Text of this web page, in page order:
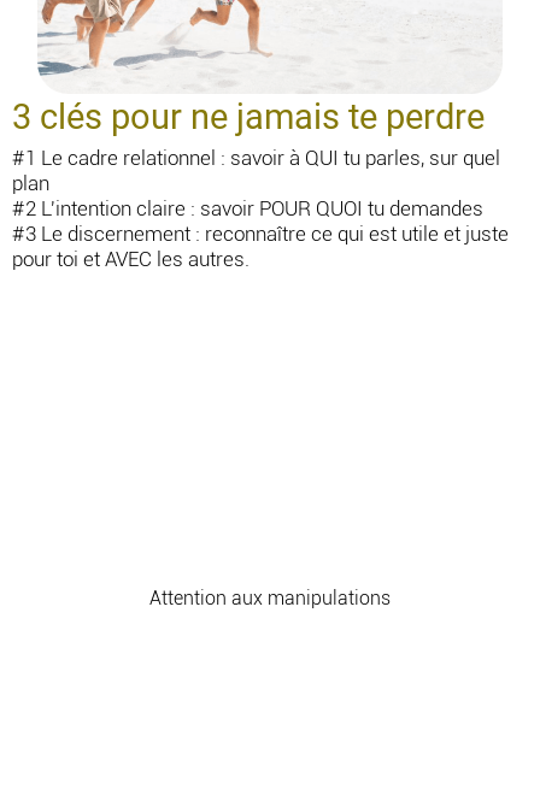
3 clés pour ne jamais te perdre
#1 Le cadre relationnel : savoir à QUI tu parles, sur quel
plan
#2 L'intention claire : savoir POUR QUOI tu demandes
#3 Le discernement : reconnaître ce qui est utile et juste
pour toi et AVEC les autres.
Attention aux manipulations